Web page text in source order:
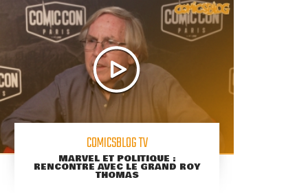
COMICSBLOG TV
MARVEL ET POLITIQUE :
RENCONTRE AVEC LE GRAND ROY
THOMAS